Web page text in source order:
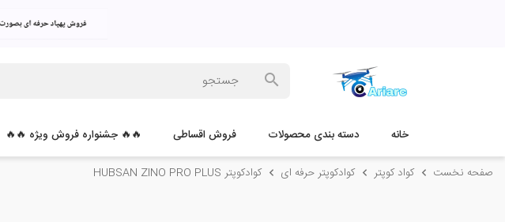
خانه دسته بندی محصولات فروش اقساطی 🔥🔥 جشنواره فروش ویژه 🔥🔥
صفحه نخست کواد کوپتر کوادکوپتر حرفه ای کوادکوپتر HUBSAN ZINO PRO PLUS